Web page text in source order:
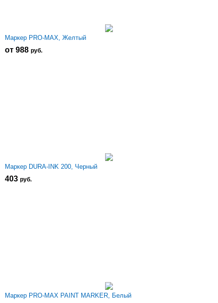
Маркер PRO-MAX, Желтый
от 988 руб.
Маркер DURA-INK 200, Черный
403 руб.
Маркер PRO-MAX PAINT MARKER, Белый